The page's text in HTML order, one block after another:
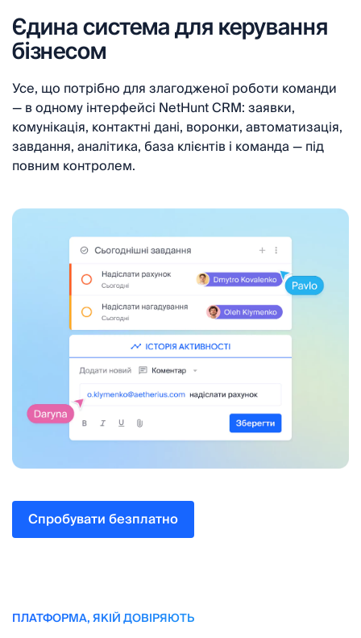
Єдина система для керування
бізнесом
Усе, що потрібно для злагодженої роботи команди
— в одному інтерфейсі NetHunt CRM: заявки,
комунікація, контактні дані, воронки, автоматизація,
завдання, аналітика, база клієнтів і команда — під
повним контролем.
Спробувати безплатно
ПЛАТФОРМА, ЯКІЙ ДОВІРЯЮТЬ